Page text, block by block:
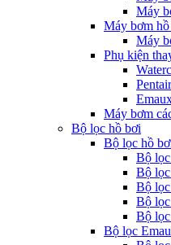
Máy
Máy bơm
Máy
Phụ kiện
Pentair
Máy bơm
Bộ lọc hồ bơi
Bộ lọc hồ
Bộ
Bộ
Bộ
Bộ lọc
Bộ
Bộ lọc